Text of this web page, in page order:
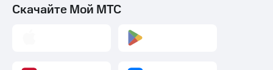
Скачайте Мой МТС